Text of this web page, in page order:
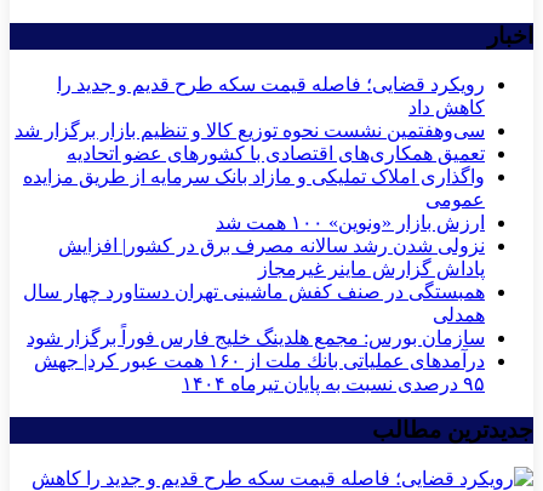
اخبار
رویکرد قضایی؛ فاصله قیمت سکه طرح قدیم و جدید را
کاهش داد
سی‌و‌هفتمین نشست نحوه توزیع کالا و تنظیم بازار برگزار شد
تعمیق همکاری‌های اقتصادی با کشورهای عضو اتحادیه
واگذاری املاک تملیکی و مازاد بانک سرمایه از طریق مزایده
عمومی
ارزش بازار «ونوین» ۱۰۰ همت شد
نزولی شدن رشد سالانه مصرف برق در کشور| افزایش
پاداش گزارش ماینر غیرمجاز
همبستگی در صنف کفش ماشینی تهران دستاورد چهار سال
همدلی
سازمان بورس: مجمع هلدینگ خلیج فارس فوراً برگزار شود
درآمدهای عملیاتی بانك ملت از ۱۶۰ همت عبور كرد| جهش
۹۵ درصدی نسبت به پایان تیرماه ۱۴۰۴
جدیدترین مطالب